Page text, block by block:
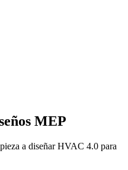
MEP
a diseñar HVAC 4.0 para